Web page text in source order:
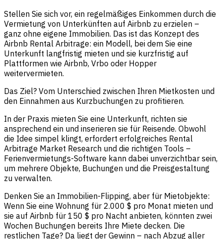
Stellen Sie sich vor, ein regelmäßiges Einkommen durch die
Vermietung von Unterkünften auf Airbnb zu erzielen –
ganz ohne eigene Immobilien. Das ist das Konzept des
Airbnb Rental Arbitrage: ein Modell, bei dem Sie eine
Unterkunft langfristig mieten und sie kurzfristig auf
Plattformen wie Airbnb, Vrbo oder Hopper
weitervermieten.
Das Ziel? Vom Unterschied zwischen Ihren Mietkosten und
den Einnahmen aus Kurzbuchungen zu profitieren.
In der Praxis mieten Sie eine Unterkunft, richten sie
ansprechend ein und inserieren sie für Reisende. Obwohl
die Idee simpel klingt, erfordert erfolgreiches Rental
Arbitrage Market Research und die richtigen Tools –
Ferienvermietungs-Software kann dabei unverzichtbar sein,
um mehrere Objekte, Buchungen und die Preisgestaltung
zu verwalten.
Denken Sie an Immobilien-Flipping, aber für Mietobjekte:
Wenn Sie eine Wohnung für 2.000 $ pro Monat mieten und
sie auf Airbnb für 150 $ pro Nacht anbieten, könnten zwei
Wochen Buchungen bereits Ihre Miete decken. Die
restlichen Tage? Da liegt der Gewinn – nach Abzug aller